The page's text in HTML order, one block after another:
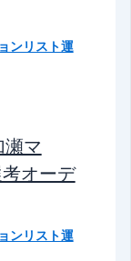
ンリスト運
瀬マ
オーデ
ンリスト運